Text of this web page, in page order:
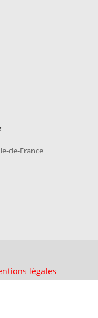
de-France
légales